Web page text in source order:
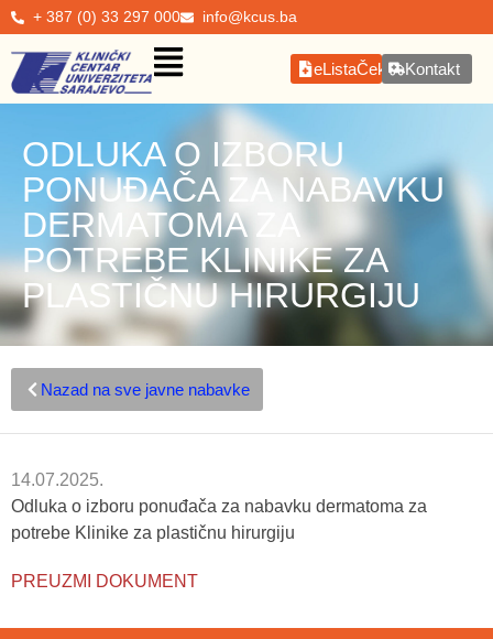
+ 387 (0) 33 297 000 info@kcus.ba
eListaČekanjaKontakt
ODLUKA O IZBORU
PONUĐAČA ZA NABAVKU
DERMATOMA ZA
POTREBE KLINIKE ZA
PLASTIČNU HIRURGIJU
Nazad na sve javne nabavke
14.07.2025.
Odluka o izboru ponuđača za nabavku dermatoma za
potrebe Klinike za plastičnu hirurgiju
PREUZMI DOKUMENT